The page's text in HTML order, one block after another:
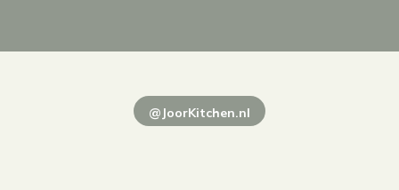
@JoorKitchen.nl